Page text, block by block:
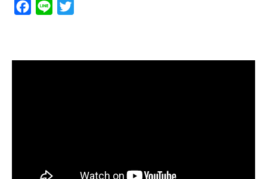
Facebook
Line